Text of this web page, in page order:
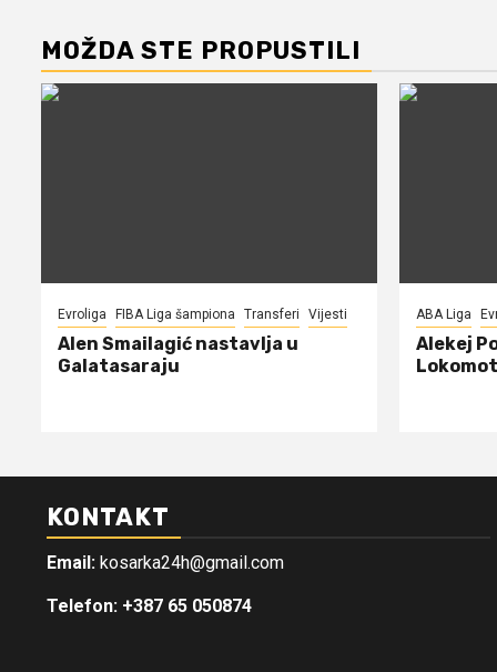
MOŽDA STE PROPUSTILI
Evroliga FIBA Liga šampiona Transferi Vijesti
Alen Smailagić nastavlja u
Galatasaraju
ABA Liga
Alekej
KONTAKT
Email: kosarka24h@gmail.com
Telefon: +387 65 050874